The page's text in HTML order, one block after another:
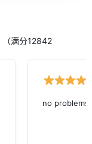
（满分12842
no